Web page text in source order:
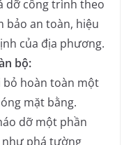
dỡ công trình theo
bảo an toàn, hiệu
của địa phương.
bộ:
bỏ hoàn toàn một
mặt bằng.
dỡ một phần
như phá tường